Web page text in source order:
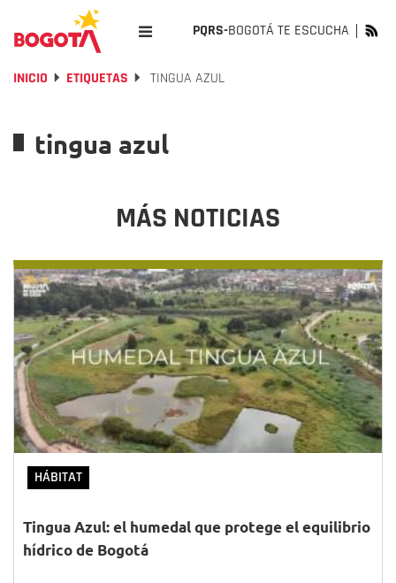
PQRS-BOGOTÁ TE ESCUCHA
INICIO ETIQUETAS TINGUA AZUL
tingua azul
MÁS NOTICIAS
HÁBITAT
Tingua Azul: el humedal que protege el equilibrio
hídrico de Bogotá